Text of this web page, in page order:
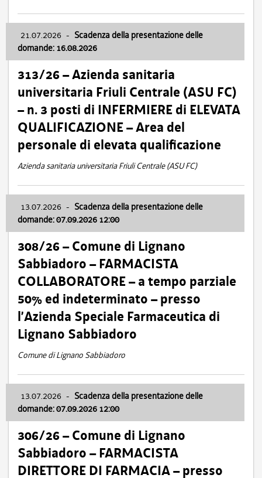
21.07.2026 - Scadenza della presentazione delle
domande: 16.08.2026
313/26 – Azienda sanitaria
universitaria Friuli Centrale (ASU FC)
– n. 3 posti di INFERMIERE di ELEVATA
QUALIFICAZIONE – Area del
personale di elevata qualificazione
Azienda sanitaria universitaria Friuli Centrale (ASU FC)
13.07.2026 - Scadenza della presentazione delle
domande: 07.09.2026 12:00
308/26 – Comune di Lignano
Sabbiadoro – FARMACISTA
COLLABORATORE – a tempo parziale
50% ed indeterminato – presso
l’Azienda Speciale Farmaceutica di
Lignano Sabbiadoro
Comune di Lignano Sabbiadoro
13.07.2026 - Scadenza della presentazione delle
domande: 07.09.2026 12:00
306/26 – Comune di Lignano
Sabbiadoro – FARMACISTA
DIRETTORE DI FARMACIA – presso